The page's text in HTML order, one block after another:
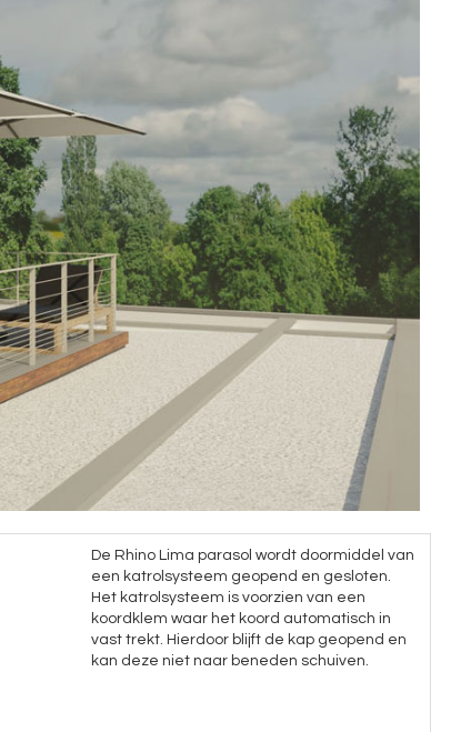
De Rhino Lima parasol wordt doormiddel van
een katrolsysteem geopend en gesloten.
Het katrolsysteem is voorzien van een
koordklem waar het koord automatisch in
vast trekt. Hierdoor blijft de kap geopend en
kan deze niet naar beneden schuiven.